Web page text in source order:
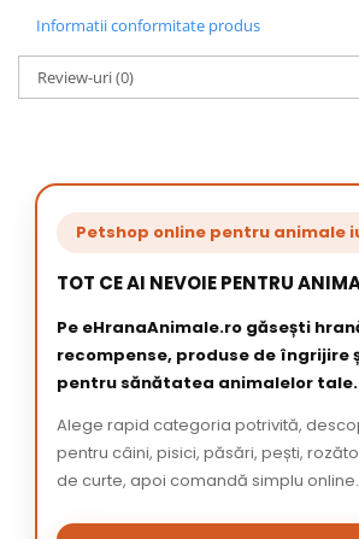
Informatii conformitate produs
Review-uri(0)
Petshop online pentru animale
TOT CE AI NEVOIE PENTRU
Pe eHranaAnimale.ro găsești
recompense, produse de îngrijire
pentru sănătatea animalelor tale.
Alege rapid categoria potrivită,
pentru câini, pisici, păsări, pești,
de curte, apoi comandă simplu online.